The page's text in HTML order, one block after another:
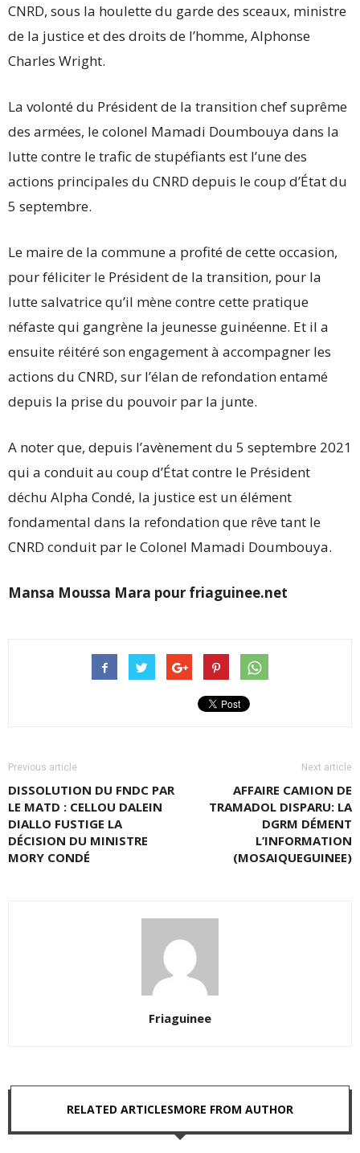
CNRD, sous la houlette du garde des sceaux, ministre
de la justice et des droits de l’homme, Alphonse
Charles Wright.
La volonté du Président de la transition chef suprême
des armées, le colonel Mamadi Doumbouya dans la
lutte contre le trafic de stupéfiants est l’une des
actions principales du CNRD depuis le coup d’État du
5 septembre.
Le maire de la commune a profité de cette occasion,
pour féliciter le Président de la transition, pour la
lutte salvatrice qu’il mène contre cette pratique
néfaste qui gangrène la jeunesse guinéenne. Et il a
ensuite réitéré son engagement à accompagner les
actions du CNRD, sur l’élan de refondation entamé
depuis la prise du pouvoir par la junte.
A noter que, depuis l’avènement du 5 septembre 2021
qui a conduit au coup d’État contre le Président
déchu Alpha Condé, la justice est un élément
fondamental dans la refondation que rêve tant le
CNRD conduit par le Colonel Mamadi Doumbouya.
Mansa Moussa Mara pour friaguinee.net
Previous article
DISSOLUTION DU FNDC PAR
LE MATD : CELLOU DALEIN
DIALLO FUSTIGE LA
DÉCISION DU MINISTRE
MORY CONDÉ
Next article
AFFAIRE CAMION DE
TRAMADOL DISPARU: LA
DGRM DÉMENT
L’INFORMATION
(MOSAIQUEGUINEE)
Friaguinee
RELATED ARTICLESMORE FROM AUTHOR